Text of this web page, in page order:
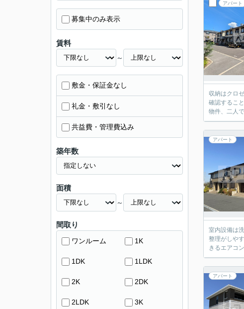
アパート
収納はクロ
確認するこ
物件、二人
アパート
室内設備は
整理がしや
きるエアコ
アパート
募集中のみ表示
賃料
～
敷金・保証金なし
礼金・敷引なし
共益費・管理費込み
築年数
面積
～
間取り
ワンルーム 1K
1DK 1LDK
2K 2DK
2LDK 3K